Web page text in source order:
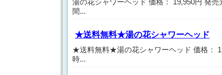
湯の花シャワーヘッド 価格： 19,950円 発
間...
★送料無料★湯の花シャワーヘッド
★送料無料★湯の花シャワーヘッド 価格：
時...